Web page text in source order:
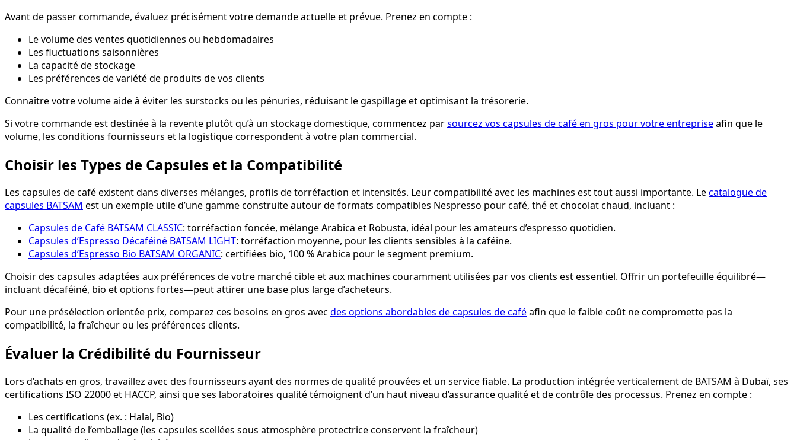
Avant de passer commande, évaluez précisément votre demande actuelle et prévue. Prenez en compte :
Le volume des ventes quotidiennes ou hebdomadaires
Les fluctuations saisonnières
La capacité de stockage
Les préférences de variété de produits de vos clients
Connaître votre volume aide à éviter les surstocks ou les pénuries, réduisant le gaspillage et optimisant la trésorerie.
Si votre commande est destinée à la revente plutôt qu’à un stockage domestique, commencez parsourcez vos capsules de café en gros pour votre entrepriseafin que le
volume, les conditions fournisseurs et la logistique correspondent à votre plan commercial.
Choisir les Types de Capsules et la Compatibilité
Les capsules de café existent dans diverses mélanges, profils de torréfaction et intensités. Leur compatibilité avec les machines est tout aussi importante. Lecatalogue de
capsules BATSAM est un exemple utile d’une gamme construite autour de formats compatibles Nespresso pour café, thé et chocolat chaud, incluant :
Capsules de Café BATSAM CLASSIC: torréfaction foncée, mélange Arabica et Robusta, idéal pour les amateurs d’espresso quotidien.
Capsules d’Espresso Décaféiné BATSAM LIGHT: torréfaction moyenne, pour les clients sensibles à la caféine.
Capsules d’Espresso Bio BATSAM ORGANIC: certifiées bio, 100 % Arabica pour le segment premium.
Choisir des capsules adaptées aux préférences de votre marché cible et aux machines couramment utilisées par vos clients est essentiel. Offrir un portefeuille équilibré—
incluant décaféiné, bio et options fortes—peut attirer une base plus large d’acheteurs.
Pour une présélection orientée prix, comparez ces besoins en gros avec des options abordables de capsules de caféafin que le faible coût ne compromette pas la
compatibilité, la fraîcheur ou les préférences clients.
Évaluer la Crédibilité du Fournisseur
Lors d’achats en gros, travaillez avec des fournisseurs ayant des normes de qualité prouvées et un service fiable. La production intégrée verticalement de BATSAM à Dubaï, ses
certifications ISO 22000 et HACCP, ainsi que ses laboratoires qualité témoignent d’un haut niveau d’assurance qualité et de contrôle des processus. Prenez en compte :
Les certifications (ex. : Halal, Bio)
La qualité de l’emballage (les capsules scellées sous atmosphère protectrice conservent la fraîcheur)